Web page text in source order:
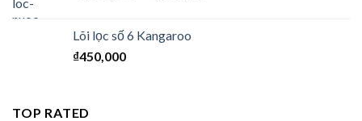
Lõi lọc số 6 Kangaroo
₫450,000
TOP RATED